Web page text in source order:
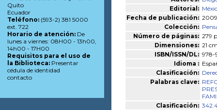
Editorial:
Fecha de publicación: 2009
Colección:
Número de páginas: 279
Dimensiones: 21
ISBN/ISSN/DL: 978-
Idioma :
Clasificación:
Palabras clave:
Clasificación:
Quito
Ecuador
Teléfono: (593-2) 381 5000
ext. 722
Horario de atención: De
lunes a viernes: 08H00 - 13h00,
14h00 - 17H00
Requisitos para el uso de
la Biblioteca: Presentar
cédula de identidad
contacto